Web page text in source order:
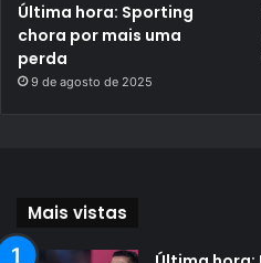
Última hora: Sporting
chora por mais uma
perda
9 de agosto de 2025
Mais vistas